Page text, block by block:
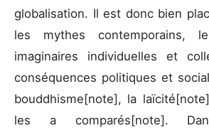
globalisation. Il est donc bien
les mythes contemporains,
imaginaires individuelles et
conséquences politiques et
bouddhisme[note], la
les a comparés[note].